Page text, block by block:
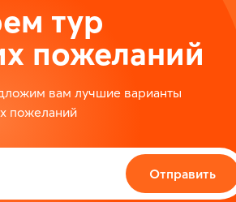
тур
пожеланий
вам лучшие варианты
пожеланий
Отправить